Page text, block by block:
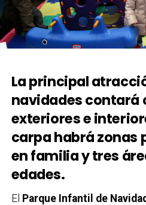
La principal
navidades contará
exteriores e
carpa habrá zonas
en familia y tres
edades.
El Parque Infantil de Navidad